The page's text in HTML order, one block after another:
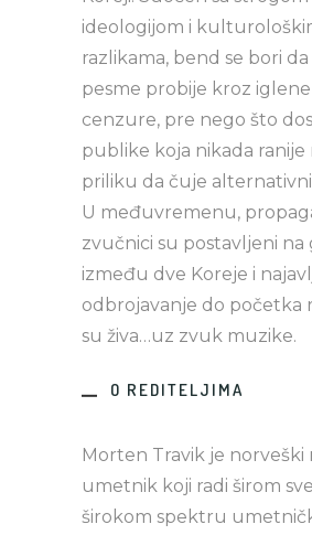
ideologijom i
razlikama, bend se bori da
pesme probije kroz
cenzure, pre nego što
publike koja nikada ranije
priliku da čuje
U međuvremenu,
zvučnici su postavljeni na
između dve Koreje i
odbrojavanje do početka
su živa…uz zvuk muzike.
O REDITELJIMA
Morten Travik je norveški
umetnik koji radi širom
širokom spektru